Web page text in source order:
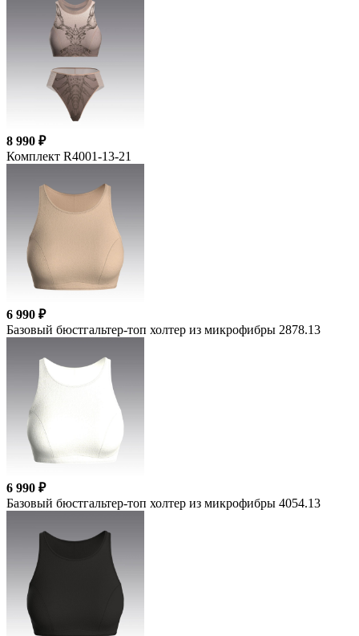
8 990 ₽
Комплект R4001-13-21
6 990 ₽
Базовый бюстгальтер-топ холтер из микрофибры 2878.13
6 990 ₽
Базовый бюстгальтер-топ холтер из микрофибры 4054.13